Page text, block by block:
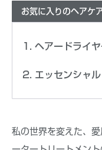
お気に入りのヘアケ
ヘアードライ
エッセンシャ
私の世界を変えた、